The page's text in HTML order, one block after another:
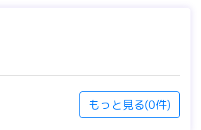
もっと見る(0件)